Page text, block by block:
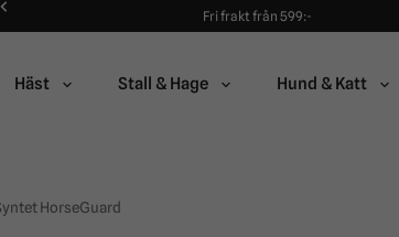
90 dagars öppet köp!
90 dagars öppet köp!
Häst Stall & Hage Hund & Katt
HorseGuard